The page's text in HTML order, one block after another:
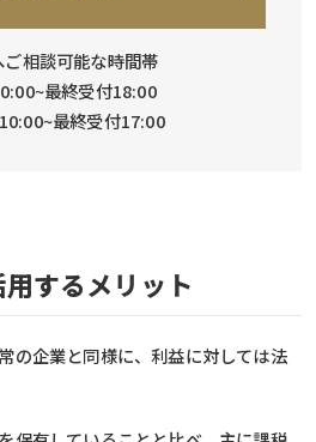
ご相談可能な時間帯
最終受付18:00
最終受付17:00
するメリット
の企業と同様に、利益に対しては法